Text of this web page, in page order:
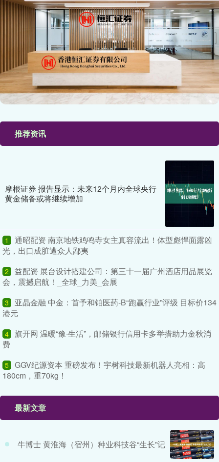
推荐资讯
摩根证券 报告显示：未来12个月内全球央行
黄金储备或将继续增加
1
通昭配资 南京地铁鸡鸣寺女主真容流出！体型彪悍面露凶
光，出口成脏遭众人鄙夷
2
益配资 展台设计搭建公司：第三十一届广州酒店用品展览
会，震撼启航！_全球_力美_会展
3
亚晶金融 中金：首予和铂医药-B“跑赢行业”评级 目标价134
港元
4 旗开网 温暖“豫·生活”，邮储银行信用卡多举措助力金秋消
费
5 GGV纪源资本 重磅发布！宇树科技最新机器人亮相：高
180cm，重70kg！
最新文章
牛博士 黄淮海（宿州）种业科技谷“生长”记